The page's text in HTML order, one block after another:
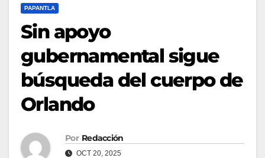
PAPANTLA
Sin apoyo
gubernamental sigue
búsqueda del cuerpo de
Orlando
Por Redacción
OCT 20, 2025